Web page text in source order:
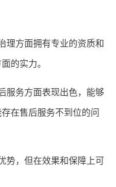
理方面拥有专业的资质和
的实力。
服务方面表现出色，能够
在售后服务不到位的问
势，但在效果和保障上可